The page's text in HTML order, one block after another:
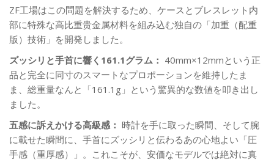
ZF工場はこの問題を解決するため、ケースとブレスレット内
部に特殊な高比重贵金属材料を組み込む独自の「加重（配重
版）技術」を開発しました。
ズッシリと手首に響く161.1グラム： 40mm×12mmという正
品と完全に同寸のスマートなプロポーションを維持したま
ま、総重量なんと「161.1g」という驚異的な数値を叩き出し
ました。
五感に訴えかける高級感： 時計を手に取った瞬間、そして腕
に載せた瞬間に、手首にズッシリと伝わるあの心地よい「圧
手感（重厚感）」。これこそが、安価なモデルでは絶対に真